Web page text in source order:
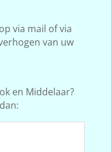
via mail of via
van uw
en Middelaar?